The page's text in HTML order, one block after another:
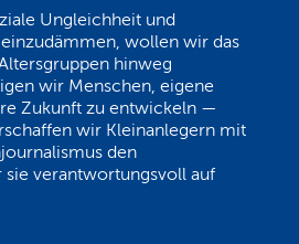
Ungleichheit und
wollen wir das
hinweg
wir Menschen, eigene
Zukunft zu entwickeln —
wir Kleinanlegern mit
den
sie verantwortungsvoll auf